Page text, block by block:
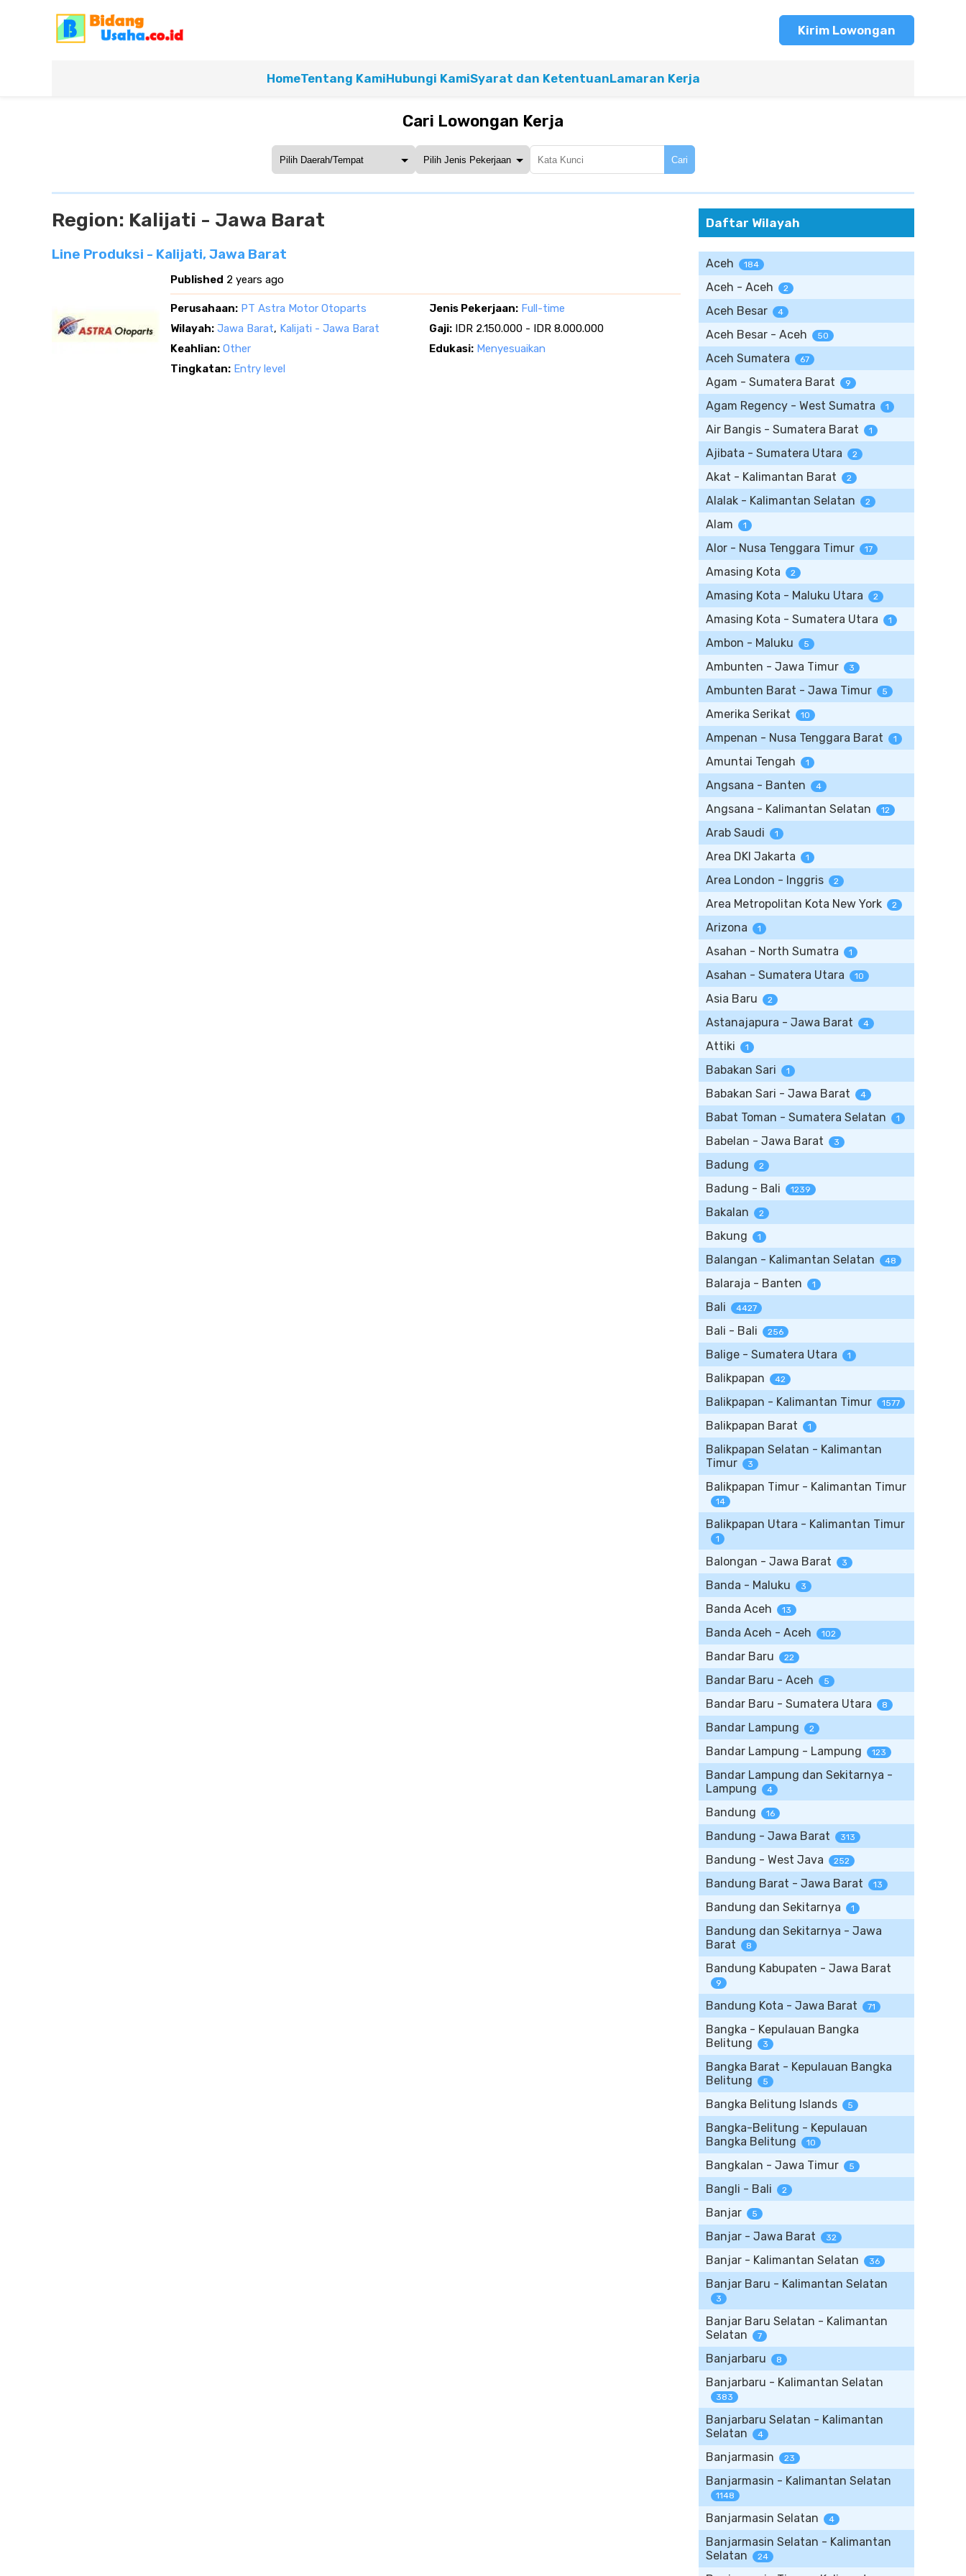
Kirim Lowongan
HomeTentang KamiHubungi KamiSyarat dan KetentuanLamaran Kerja
Cari Lowongan Kerja
Cari
Region: Kalijati - Jawa Barat
Line Produksi - Kalijati, Jawa Barat
Published 2 years ago
Perusahaan: PT Astra Motor Otoparts Jenis Pekerjaan: Full-time
Wilayah: Jawa Barat, Kalijati - Jawa Barat Gaji: IDR 2.150.000 - IDR 8.000.000
Keahlian: Other Edukasi: Menyesuaikan
Tingkatan: Entry level
Daftar Wilayah
Aceh 184
Aceh - Aceh 2
Aceh Besar 4
Aceh Besar - Aceh 50
Aceh Sumatera 67
Agam - Sumatera Barat 9
Agam Regency - West Sumatra 1
Air Bangis - Sumatera Barat 1
Ajibata - Sumatera Utara 2
Akat - Kalimantan Barat 2
Alalak - Kalimantan Selatan 2
Alam 1
Alor - Nusa Tenggara Timur 17
Amasing Kota 2
Amasing Kota - Maluku Utara 2
Amasing Kota - Sumatera Utara 1
Ambon - Maluku 5
Ambunten - Jawa Timur 3
Ambunten Barat - Jawa Timur 5
Amerika Serikat 10
Ampenan - Nusa Tenggara Barat 1
Amuntai Tengah 1
Angsana - Banten 4
Angsana - Kalimantan Selatan 12
Arab Saudi 1
Area DKI Jakarta 1
Area London - Inggris 2
Area Metropolitan Kota New York 2
Arizona 1
Asahan - North Sumatra 1
Asahan - Sumatera Utara 10
Asia Baru 2
Astanajapura - Jawa Barat 4
Attiki 1
Babakan Sari 1
Babakan Sari - Jawa Barat 4
Babat Toman - Sumatera Selatan 1
Babelan - Jawa Barat 3
Badung 2
Badung - Bali 1239
Bakalan 2
Bakung 1
Balangan - Kalimantan Selatan 48
Balaraja - Banten 1
Bali 4427
Bali - Bali 256
Balige - Sumatera Utara 1
Balikpapan 42
Balikpapan - Kalimantan Timur 1577
Balikpapan Barat 1
Balikpapan Selatan - Kalimantan
Timur
3
Balikpapan Timur - Kalimantan Timur
14
Balikpapan Utara - Kalimantan Timur
1
Balongan - Jawa Barat 3
Banda - Maluku 3
Banda Aceh 13
Banda Aceh - Aceh 102
Bandar Baru 22
Bandar Baru - Aceh 5
Bandar Baru - Sumatera Utara 8
Bandar Lampung 2
Bandar Lampung - Lampung 123
Bandar Lampung dan Sekitarnya -
Lampung
4
Bandung 16
Bandung - Jawa Barat 313
Bandung - West Java 252
Bandung Barat - Jawa Barat 13
Bandung dan Sekitarnya 1
Bandung dan Sekitarnya - Jawa
Barat
8
Bandung Kabupaten - Jawa Barat
9
Bandung Kota - Jawa Barat 71
Bangka - Kepulauan Bangka
Belitung
3
Bangka Barat - Kepulauan Bangka
Belitung
5
Bangka Belitung Islands 5
Bangka-Belitung - Kepulauan
Bangka Belitung
10
Bangkalan - Jawa Timur 5
Bangli - Bali 2
Banjar 5
Banjar - Jawa Barat 32
Banjar - Kalimantan Selatan 36
Banjar Baru - Kalimantan Selatan
3
Banjar Baru Selatan - Kalimantan
Selatan
7
Banjarbaru 8
Banjarbaru - Kalimantan Selatan
383
Banjarbaru Selatan - Kalimantan
Selatan
4
Banjarmasin 23
Banjarmasin - Kalimantan Selatan
1148
Banjarmasin Selatan 4
Banjarmasin Selatan - Kalimantan
Selatan
24